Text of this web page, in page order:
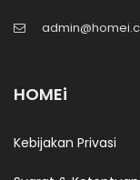
HOMEi
Kebijakan Privasi